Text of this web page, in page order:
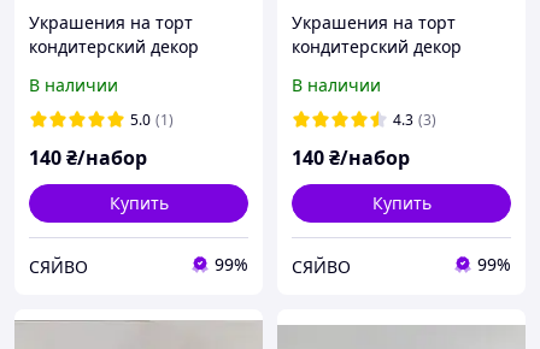
Украшения на торт
кондитерский декор
В наличии
5.0 (1)
140₴/набор
Купить
СЯЙВО 99%
Украшения на торт
кондитерский декор
В наличии
4.3 (3)
140₴/набор
Купить
СЯЙВО 99%